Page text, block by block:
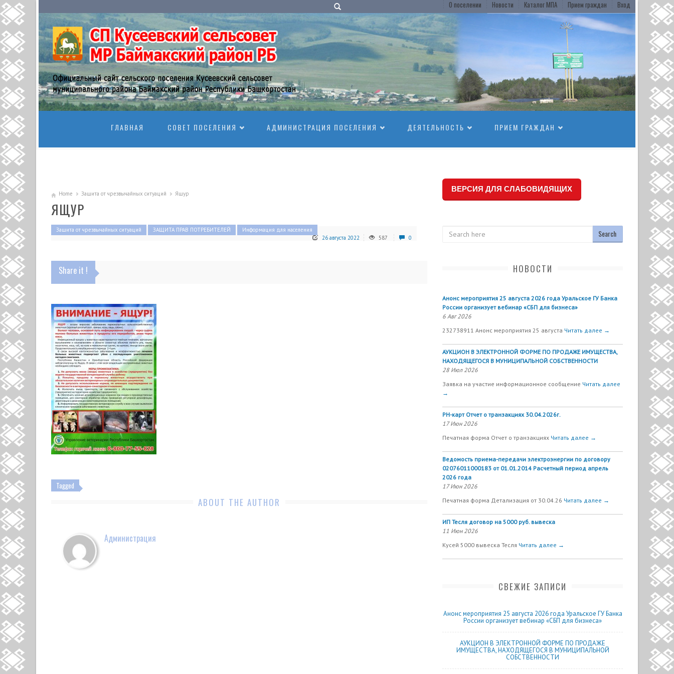
О поселении Новости Каталог МПА Прием граждан Вход
ГЛАВНАЯ
СОВЕТ ПОСЕЛЕНИЯ АДМИНИСТРАЦИЯ ПОСЕЛЕНИЯ ДЕЯТЕЛЬНОСТЬ ПРИЕМ ГРАЖДАН
Home Защита от чрезвычайных ситуаций Ящур
ЯЩУР
Защита от чрезвычайных ситуаций ЗАЩИТА ПРАВ ПОТРЕБИТЕЛЕЙ
Информация для населения
26 августа 2022
587 0
Share it !
Tagged
ABOUT THE AUTHOR
Администрация
ВЕРСИЯ ДЛЯ СЛАБОВИДЯЩИХ
НОВОСТИ
Анонс мероприятия 25 августа 2026 года Уральское ГУ Банка
России организует вебинар «СБП для бизнеса»
6 Авг 2026
232738911 Анонс мероприятия 25 августа Читать далее →
АУКЦИОН В ЭЛЕКТРОННОЙ ФОРМЕ ПО ПРОДАЖЕ ИМУЩЕСТВА,
НАХОДЯЩЕГОСЯ В МУНИЦИПАЛЬНОЙ СОБСТВЕННОСТИ
28 Июл 2026
Заявка на участие информационное сообщение Читать далее
→
РН-карт Отчет о транзакциях 30.04.2026г.
17 Июн 2026
Печатная форма Отчет о транзакциях Читать далее →
Ведомость приема-передачи электроэнергии по договору
02076011000183 от 01.01.2014 Расчетный период апрель
2026 года
17 Июн 2026
Печатная форма Детализация от 30.04.26 Читать далее →
ИП Тесля договор на 5000 руб. вывеска
11 Июн 2026
Кусей 5000 вывеска Тесля Читать далее →
СВЕЖИЕ ЗАПИСИ
Анонс мероприятия 25 августа 2026 года Уральское ГУ Банка
России организует вебинар «СБП для бизнеса»
АУКЦИОН В ЭЛЕКТРОННОЙ ФОРМЕ ПО ПРОДАЖЕ
ИМУЩЕСТВА, НАХОДЯЩЕГОСЯ В МУНИЦИПАЛЬНОЙ
СОБСТВЕННОСТИ